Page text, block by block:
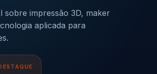
sobre impressão 3D, maker
aplicada para